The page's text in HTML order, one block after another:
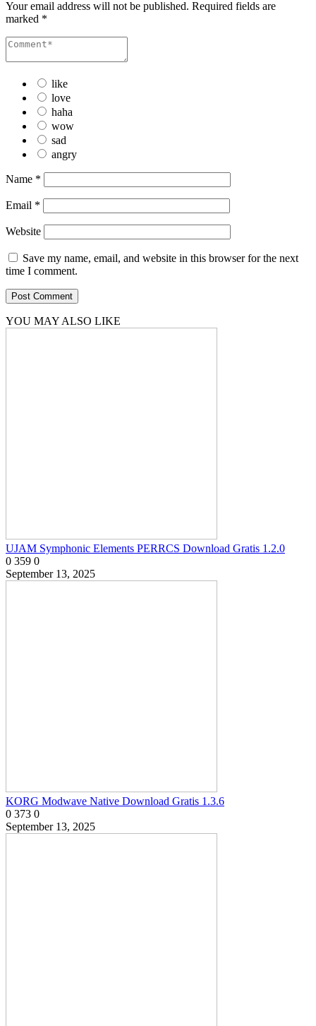
Your email address will not be published. Required fields are
marked *
like
love
haha
wow
sad
angry
Name *
Email *
Website
Save my name, email, and website in this browser for the next
time I comment.
YOU MAY ALSO LIKE
UJAM Symphonic Elements PERRCS Download Gratis 1.2.0
0 359 0
September 13, 2025
KORG Modwave Native Download Gratis 1.3.6
0 373 0
September 13, 2025